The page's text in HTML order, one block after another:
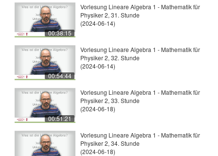
00:38:15
Vorlesung Lineare Algebra 1 - Mathematik für
Physiker 2, 31. Stunde
(2024-06-14)
00:54:44
Vorlesung Lineare Algebra 1 - Mathematik für
Physiker 2, 32. Stunde
(2024-06-14)
00:51:21
Vorlesung Lineare Algebra 1 - Mathematik für
Physiker 2, 33. Stunde
(2024-06-18)
Vorlesung Lineare Algebra 1 - Mathematik für
Physiker 2, 34. Stunde
(2024-06-18)